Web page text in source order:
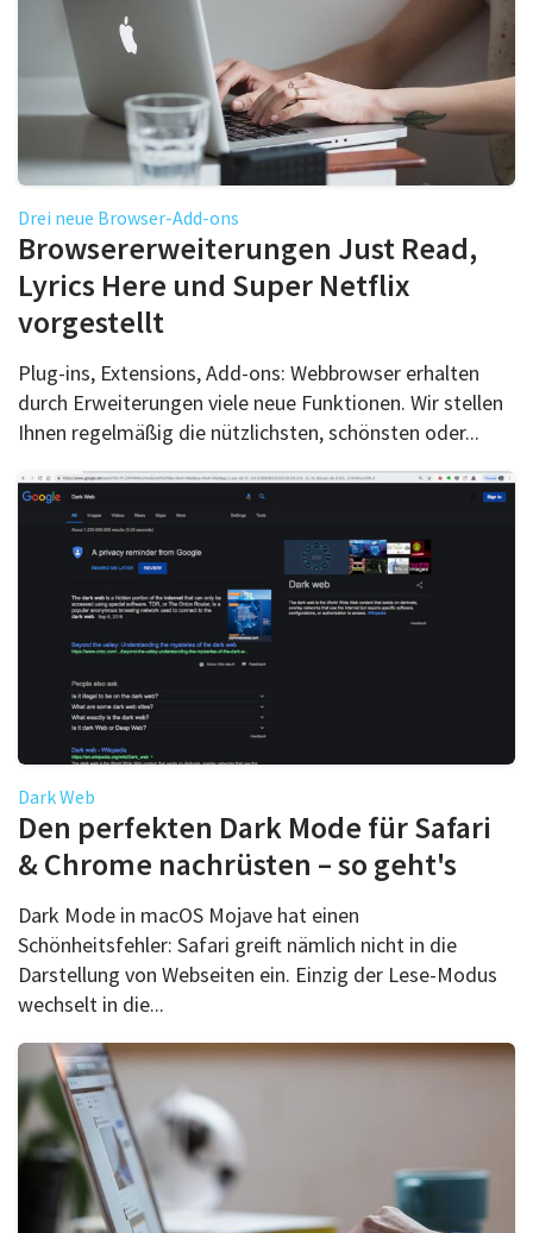
Drei neue Browser-Add-ons
Browsererweiterungen Just Read,
Lyrics Here und Super Netflix
vorgestellt
Plug-ins, Extensions, Add-ons: Webbrowser erhalten
durch Erweiterungen viele neue Funktionen. Wir stellen
Ihnen regelmäßig die nützlichsten, schönsten oder...
Dark Web
Den perfekten Dark Mode für Safari
& Chrome nachrüsten – so geht's
Dark Mode in macOS Mojave hat einen
Schönheitsfehler: Safari greift nämlich nicht in die
Darstellung von Webseiten ein. Einzig der Lese-Modus
wechselt in die...